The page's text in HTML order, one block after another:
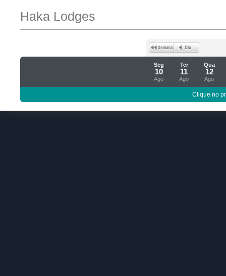
Haka Lodges
Seg
10
Ago
Ter
11
Ago
Qua
12
Ago
Clique no